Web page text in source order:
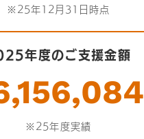
※25年12月31日時点
年度のご支援金額
※25年度実績